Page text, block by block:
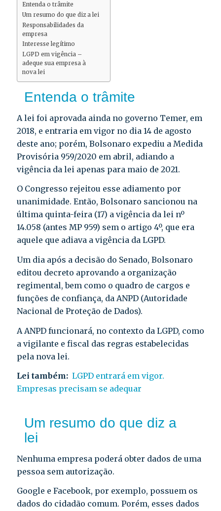
Entenda o trâmite
Um resumo do que diz a lei
Responsabilidades da
empresa
Interesse legítimo
LGPD em vigência –
adeque sua empresa à
nova lei
Entenda o trâmite
A lei foi aprovada ainda no governo Temer, em
2018, e entraria em vigor no dia 14 de agosto
deste ano; porém, Bolsonaro expediu a Medida
Provisória 959/2020 em abril, adiando a
vigência da lei apenas para maio de 2021.
O Congresso rejeitou esse adiamento por
unanimidade. Então, Bolsonaro sancionou na
última quinta-feira (17) a vigência da lei nº
14.058 (antes MP 959) sem o artigo 4º, que era
aquele que adiava a vigência da LGPD.
Um dia após a decisão do Senado, Bolsonaro
editou decreto aprovando a organização
regimental, bem como o quadro de cargos e
funções de confiança, da ANPD (Autoridade
Nacional de Proteção de Dados).
A ANPD funcionará, no contexto da LGPD, como
a vigilante e fiscal das regras estabelecidas
pela nova lei.
Lei também: LGPD entrará em vigor.
Empresas precisam se adequar
Um resumo do que diz a
lei
Nenhuma empresa poderá obter dados de uma
pessoa sem autorização.
Google e Facebook, por exemplo, possuem os
dados do cidadão comum. Porém, esses dados